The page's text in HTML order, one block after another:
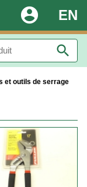
EN
account_circle
search
et outils de serrage